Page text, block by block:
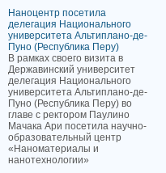
Наноцентр посетила
делегация Национального
университета Альтиплано-де-
Пуно (Республика Перу)
В рамках своего визита в
Державинский университет
делегация Национального
университета Альтиплано-де-
Пуно (Республика Перу) во
главе с ректором Паулино
Мачака Ари посетила научно-
образовательный центр
«Наноматериалы и
нанотехнологии»